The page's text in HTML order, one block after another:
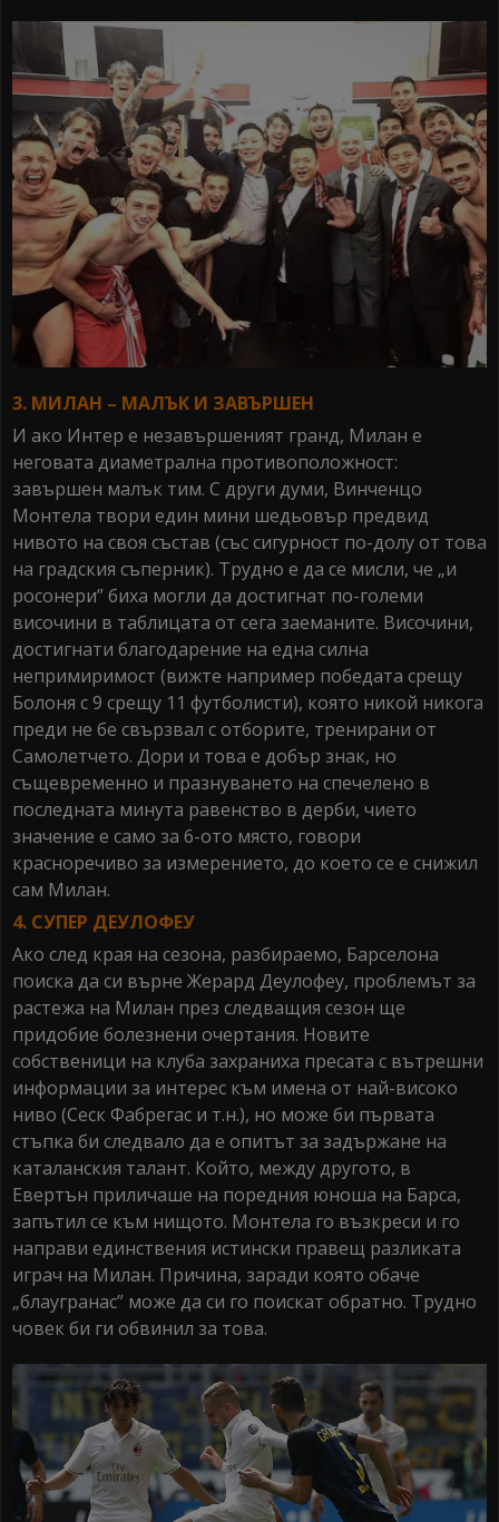
3. МИЛАН – МАЛЪК И ЗАВЪРШЕН
И ако Интер е незавършеният гранд, Милан е
неговата диаметрална противоположност:
завършен малък тим. С други думи, Винченцо
Монтела твори един мини шедьовър предвид
нивото на своя състав (със сигурност по-долу от това
на градския съперник). Трудно е да се мисли, че „и
росонери” биха могли да достигнат по-големи
височини в таблицата от сега заеманите. Височини,
достигнати благодарение на една силна
непримиримост (вижте например победата срещу
Болоня с 9 срещу 11 футболисти), която никой никога
преди не бе свързвал с отборите, тренирани от
Самолетчето. Дори и това е добър знак, но
същевременно и празнуването на спечелено в
последната минута равенство в дерби, чието
значение е само за 6-ото място, говори
красноречиво за измерението, до което се е снижил
сам Милан.
4. СУПЕР ДЕУЛОФЕУ
Ако след края на сезона, разбираемо, Барселона
поиска да си върне Жерард Деулофеу, проблемът за
растежа на Милан през следващия сезон ще
придобие болезнени очертания. Новите
собственици на клуба захраниха пресата с вътрешни
информации за интерес към имена от най-високо
ниво (Сеск Фабрегас и т.н.), но може би първата
стъпка би следвало да е опитът за задържане на
каталанския талант. Който, между другото, в
Евертън приличаше на поредния юноша на Барса,
запътил се към нищото. Монтела го възкреси и го
направи единствения истински правещ разликата
играч на Милан. Причина, заради която обаче
„блаугранас” може да си го поискат обратно. Трудно
човек би ги обвинил за това.